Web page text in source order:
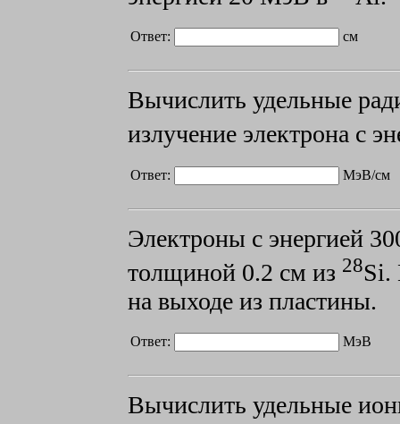
Ответ: см
Вычислить удельные
излучение электрона с
Ответ: МэВ/см
Электроны с энергией
толщиной 0.2 см из 28Si.
на выходе из пластины.
Ответ: МэВ
Вычислить удельные